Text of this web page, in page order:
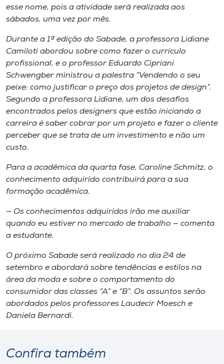
Unoesc
Selecione
o idioma
esse nome, pois a atividade será realizada aos
sábados, uma vez por mês.
Durante a 1ª edição do Sabade, a professora Lidiane
Camiloti abordou sobre como fazer o currículo
profissional, e o professor Eduardo Cipriani
Schwengber ministrou a palestra “Vendendo o seu
peixe: como justificar o preço dos projetos de design”.
Segundo a professora Lidiane, um dos desafios
encontrados pelos designers que estão iniciando a
carreira é saber cobrar por um projeto e fazer o cliente
perceber que se trata de um investimento e não um
custo.
Para a acadêmica da quarta fase, Caroline Schmitz, o
conhecimento adquirido contribuirá para a sua
formação acadêmica.
— Os conhecimentos adquiridos irão me auxiliar
quando eu estiver no mercado de trabalho — comenta
a estudante.
O próximo Sabade será realizado no dia 24 de
setembro e abordará sobre tendências e estilos na
área da moda e sobre o comportamento do
consumidor das classes “A” e “B”. Os assuntos serão
abordados pelos professores Laudecir Moesch e
Daniela Bernardi.
Confira também